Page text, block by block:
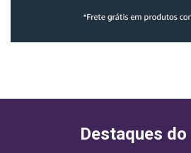
Destaques do